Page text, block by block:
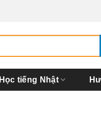
Học tiếng Nhật